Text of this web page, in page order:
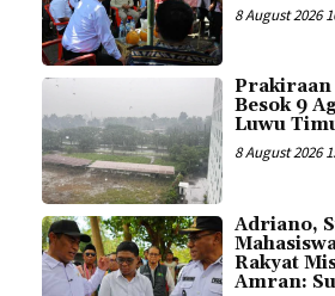
8 August 2026
Prakiraan
Besok 9
Luwu
8 August 2026
Adriano,
Rakyat
Amran: